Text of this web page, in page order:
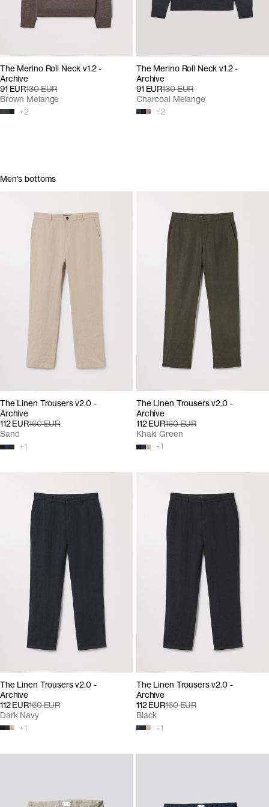
The Merino Roll Neck v1.2 -
Archive
91 EUR130 EUR
+2
Brown Melange
The Merino Roll Neck v1.2 -
Archive
91 EUR130 EUR
+2
Charcoal Melange
Men's bottoms
The Linen Trousers v2.0 -
Archive
112 EUR160 EUR
+1
Sand
The Linen Trousers v2.0 -
Archive
112 EUR160 EUR
+1
Khaki Green
The Linen Trousers v2.0 -
Archive
112 EUR160 EUR
+1
Dark Navy
The Linen Trousers v2.0 -
Archive
112 EUR160 EUR
+1
Black